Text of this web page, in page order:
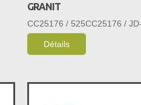
GRANIT
CC25176 / 525CC25176 /
Détails